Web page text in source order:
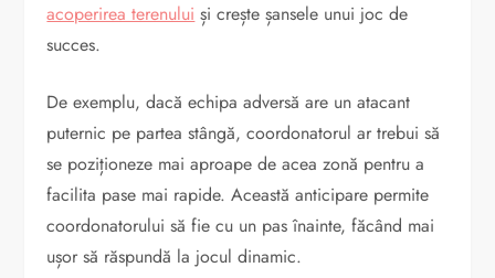
acoperirea terenului și crește șansele unui joc de
succes.
De exemplu, dacă echipa adversă are un atacant
puternic pe partea stângă, coordonatorul ar trebui să
se poziționeze mai aproape de acea zonă pentru a
facilita pase mai rapide. Această anticipare permite
coordonatorului să fie cu un pas înainte, făcând mai
ușor să răspundă la jocul dinamic.